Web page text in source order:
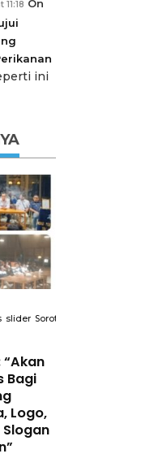
On
ini
slider Sorotan
“Akan
Bagi
Logo,